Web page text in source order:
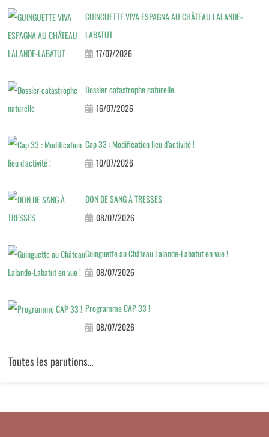
GUINGUETTE VIVA ESPAGNA AU CHÂTEAU LALANDE-
LABATUT
17/07/2026
Dossier catastrophe naturelle
16/07/2026
Cap 33 : Modification lieu d’activité !
10/07/2026
DON DE SANG À TRESSES
08/07/2026
Guinguette au Château Lalande-Labatut en vue !
08/07/2026
Programme CAP 33 !
08/07/2026
Toutes les parutions...